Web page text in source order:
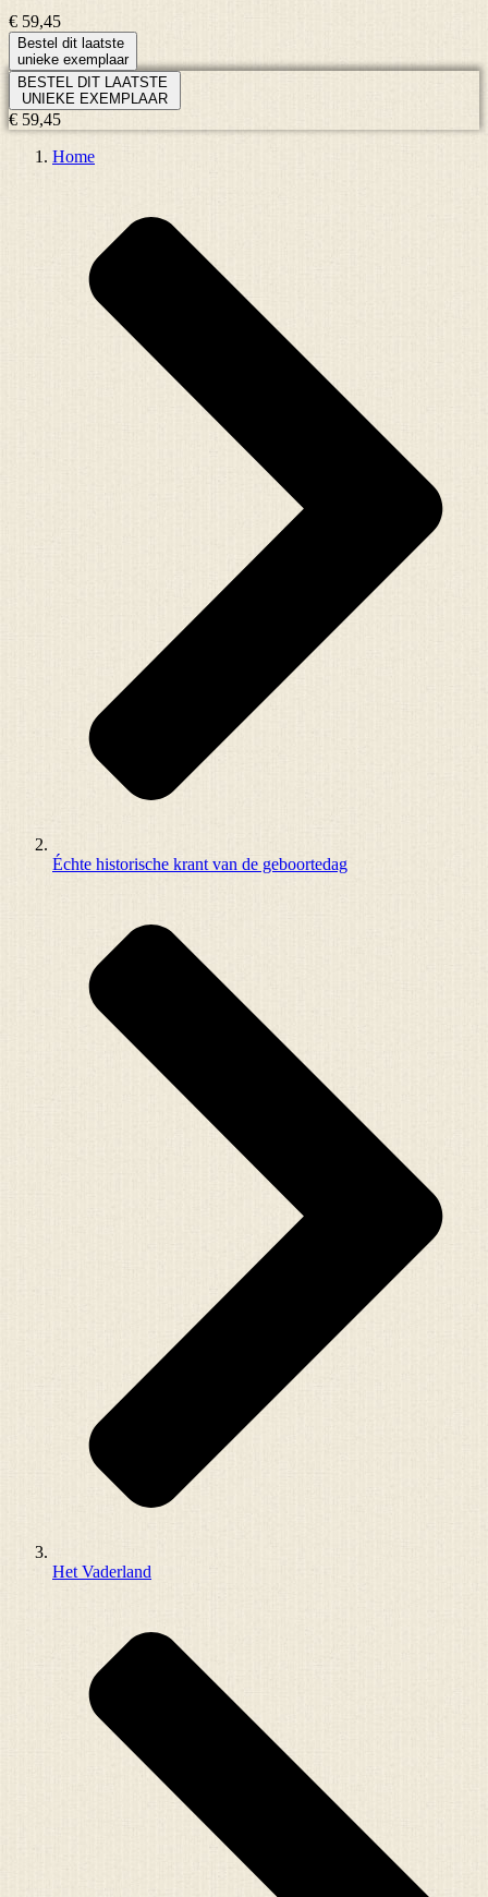
€ 59,45
Bestel dit laatste
unieke exemplaar
BESTEL DIT LAATSTE
UNIEKE EXEMPLAAR
€ 59,45
Home
Échte historische krant van de geboortedag
Het Vaderland